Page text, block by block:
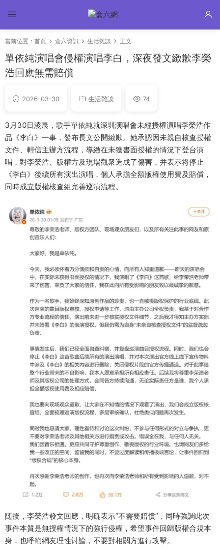
當前位置： 首頁 盒六資訊 生活雜談 正文
單依純演唱會侵權演唱李白，深夜發文緻歉李榮
浩回應無需賠償
2026-03-30 生活雜談 74
3月30日淩晨，歌手單依純就深圳演唱會未經授權演唱李榮浩作
品《李白》一事，發布長文公開緻歉。她承認因未親自核查授權
文件、輕信主辦方流程，導緻在未獲書面授權的情況下登台演
唱，對李榮浩、版權方及現場觀衆造成了傷害，并表示将停止
《李白》後續所有演出演唱，個人承擔全額版權使用費及賠償，
同時成立版權核查組完善巡演流程。
随後，李榮浩發文回應，明确表示“不需要賠償”，同時強調此次
事件本質是無授權情況下的強行侵權，希望事件回歸版權合規本
身，也呼籲網友理性讨論，不要對相關方進行攻擊。